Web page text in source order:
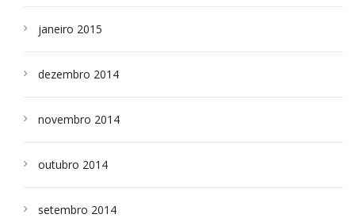
janeiro 2015
dezembro 2014
novembro 2014
outubro 2014
setembro 2014